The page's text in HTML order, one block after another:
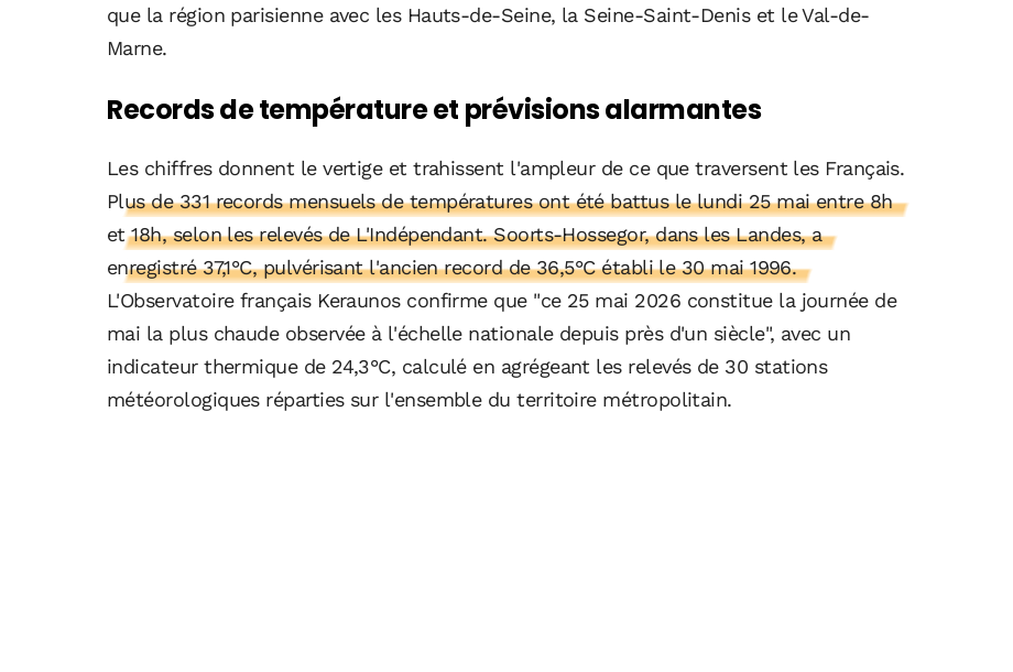
que la région parisienne avec les Hauts-de-Seine, la Seine-Saint-Denis et le Val-de-
Marne.
Records de température et prévisions alarmantes
Les chiffres donnent le vertige et trahissent l'ampleur de ce que traversent les Français.
Plus de 331 records mensuels de températures ont été battus le lundi 25 mai entre 8h
et 18h, selon les relevés de L'Indépendant. Soorts-Hossegor, dans les Landes, a
enregistré 37,1°C, pulvérisant l'ancien record de 36,5°C établi le 30 mai 1996.
L'Observatoire français Keraunos confirme que "ce 25 mai 2026 constitue la journée de
mai la plus chaude observée à l'échelle nationale depuis près d'un siècle", avec un
indicateur thermique de 24,3°C, calculé en agrégeant les relevés de 30 stations
météorologiques réparties sur l'ensemble du territoire métropolitain.